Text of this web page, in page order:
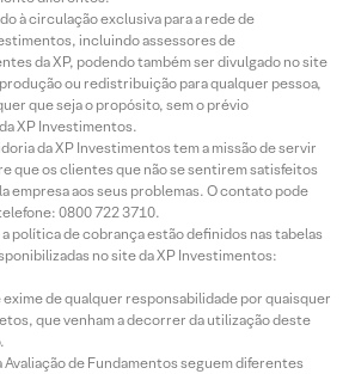
à circulação exclusiva para a rede de
incluindo assessores de
da XP, podendo também ser divulgado no site
ou redistribuição para qualquer pessoa,
que seja o propósito, sem o prévio
XP Investimentos.
da XP Investimentos tem a missão de servir
que os clientes que não se sentirem satisfeitos
empresa aos seus problemas. O contato pode
0800 722 3710.
política de cobrança estão definidos nas tabelas
no site da XP Investimentos:
de qualquer responsabilidade por quaisquer
que venham a decorrer da utilização deste
Avaliação de Fundamentos seguem diferentes